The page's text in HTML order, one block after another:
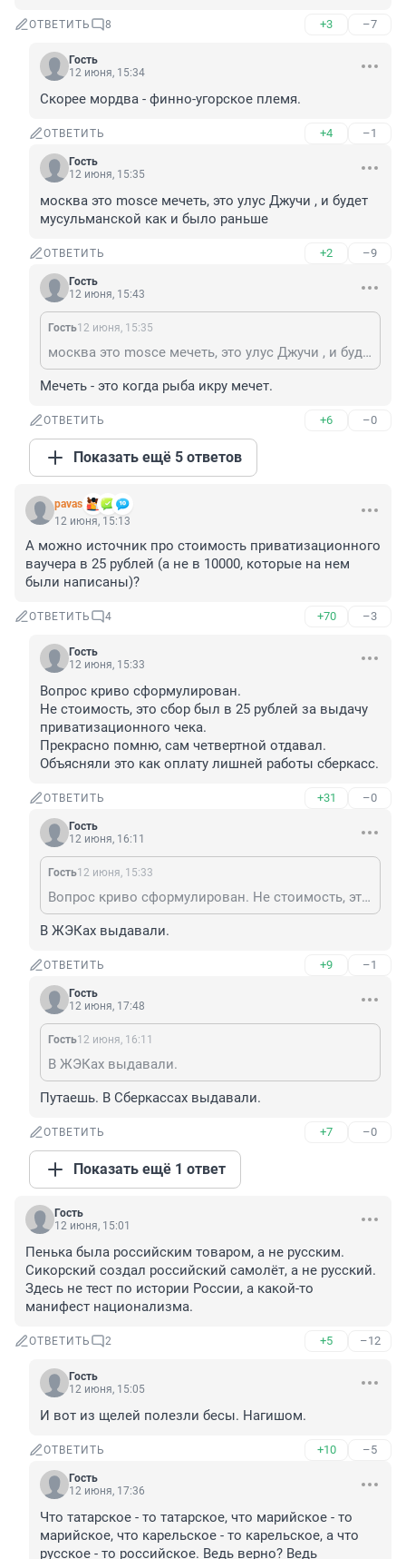
ОТВЕТИТЬ 8 +3 –7
Гость
12 июня, 15:34
Скорее мордва - финно-угорское племя.
ОТВЕТИТЬ +4 –1
Гость
12 июня, 15:35
москва это mosce мечеть, это улус Джучи , и будет
мусульманской как и было раньше
ОТВЕТИТЬ +2 –9
Гость
12 июня, 15:43
Гость12 июня, 15:35
москва это mosce мечеть, это улус Джучи , и будет мусульманской как и было раньше
Мечеть - это когда рыба икру мечет.
ОТВЕТИТЬ +6 –0
Показать ещё 5 ответов
pavas
12 июня, 15:13
А можно источник про стоимость приватизационного
ваучера в 25 рублей (а не в 10000, которые на нем
были написаны)?
ОТВЕТИТЬ 4 +70 –3
Гость
12 июня, 15:33
Вопрос криво сформулирован.
Не стоимость, это сбор был в 25 рублей за выдачу
приватизационного чека.
Прекрасно помню, сам четвертной отдавал.
Объясняли это как оплату лишней работы сберкасс.
ОТВЕТИТЬ +31 –0
Гость
12 июня, 16:11
Гость12 июня, 15:33
Вопрос криво сформулирован. Не стоимость, это сбор был в 25 рублей за выдачу приватизационного чека. Прекрасно помню, сам четвертной отдавал. Объясняли это как оплату лишней работы сберкасс.
В ЖЭКах выдавали.
ОТВЕТИТЬ +9 –1
Гость
12 июня, 17:48
Гость12 июня, 16:11
В ЖЭКах выдавали.
Путаешь. В Сберкассах выдавали.
ОТВЕТИТЬ +7 –0
Показать ещё 1 ответ
Гость
12 июня, 15:01
Пенька была российским товаром, а не русским.
Сикорский создал российский самолёт, а не русский.
Здесь не тест по истории России, а какой-то
манифест национализма.
ОТВЕТИТЬ 2 +5 –12
Гость
12 июня, 15:05
И вот из щелей полезли бесы. Нагишом.
ОТВЕТИТЬ +10 –5
Гость
12 июня, 17:36
Что татарское - то татарское, что марийское - то
марийское, что карельское - то карельское, а что
русское - то российское. Ведь верно? Ведь